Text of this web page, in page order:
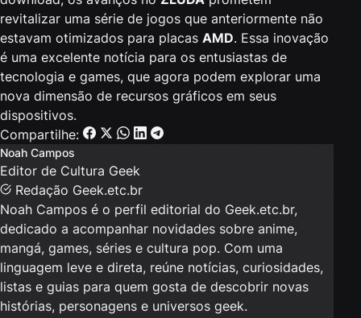
revitalizar uma série de jogos que anteriormente não
estavam otimizados para placas AMD. Essa inovação
é uma excelente notícia para os entusiastas de
tecnologia e games, que agora podem explorar uma
nova dimensão de recursos gráficos em seus
dispositivos.
Compartilhe:
Noah Campos
Editor de Cultura Geek
Redação Geek.etc.br
Noah Campos é o perfil editorial do Geek.etc.br,
dedicado a acompanhar novidades sobre anime,
mangá, games, séries e cultura pop. Com uma
linguagem leve e direta, reúne notícias, curiosidades,
listas e guias para quem gosta de descobrir novas
histórias, personagens e universos geek.